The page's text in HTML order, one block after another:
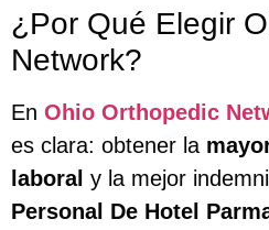
¿Por Qué Elegir
Network?
En Ohio Orthopedic
es clara: obtener la
laboral y la mejor
Personal De Hotel